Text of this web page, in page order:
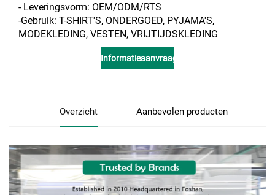
- Leveringsvorm: OEM/ODM/RTS
-Gebruik: T-SHIRT'S, ONDERGOED, PYJAMA'S,
MODEKLEDING, VESTEN, VRIJTIJDSKLEDING
Informatieaanvraag
Overzicht Aanbevolen producten